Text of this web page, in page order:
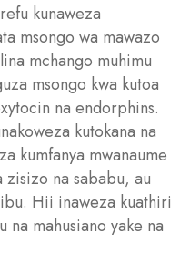
kunaweza
msongo wa mawazo
mchango muhimu
msongo kwa kutoa
na endorphins.
kutokana na
kumfanya mwanaume
zisizo na sababu, au
Hii inaweza kuathiri
na mahusiano yake na